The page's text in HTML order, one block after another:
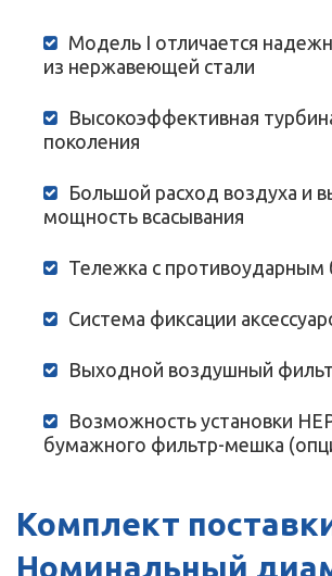
Модель I отличается
из нержавеющей стали
Высокоэффективная
поколения
Большой расход воздуха и
мощность всасывания
Тележка с
Система фиксации
Выходной воздушный
Возможность установки
бумажного фильтр-мешка
Комплект
Номинальный